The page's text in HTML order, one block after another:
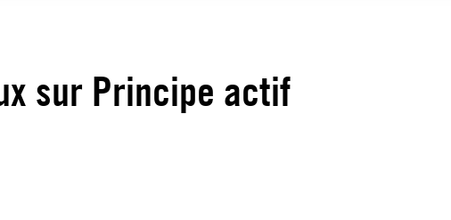
sur Principe actif